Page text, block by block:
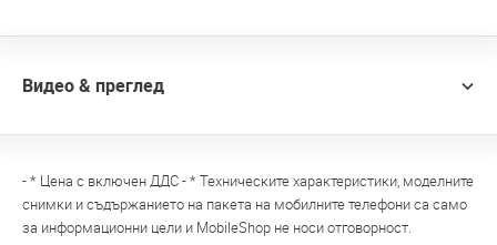
Видео & преглед
- * Цена с включен ДДС - * Техническите характеристики, моделните
снимки и съдържанието на пакета на мобилните телефони са само
за информационни цели и MobileShop не носи отговорност.